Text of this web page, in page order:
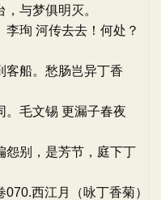
与梦俱明灭。
珣 河传去去！何处？
客船。愁肠岂异丁香
。毛文锡 更漏子春夜
怨别，是芳节，庭下丁
西江月（咏丁香菊）